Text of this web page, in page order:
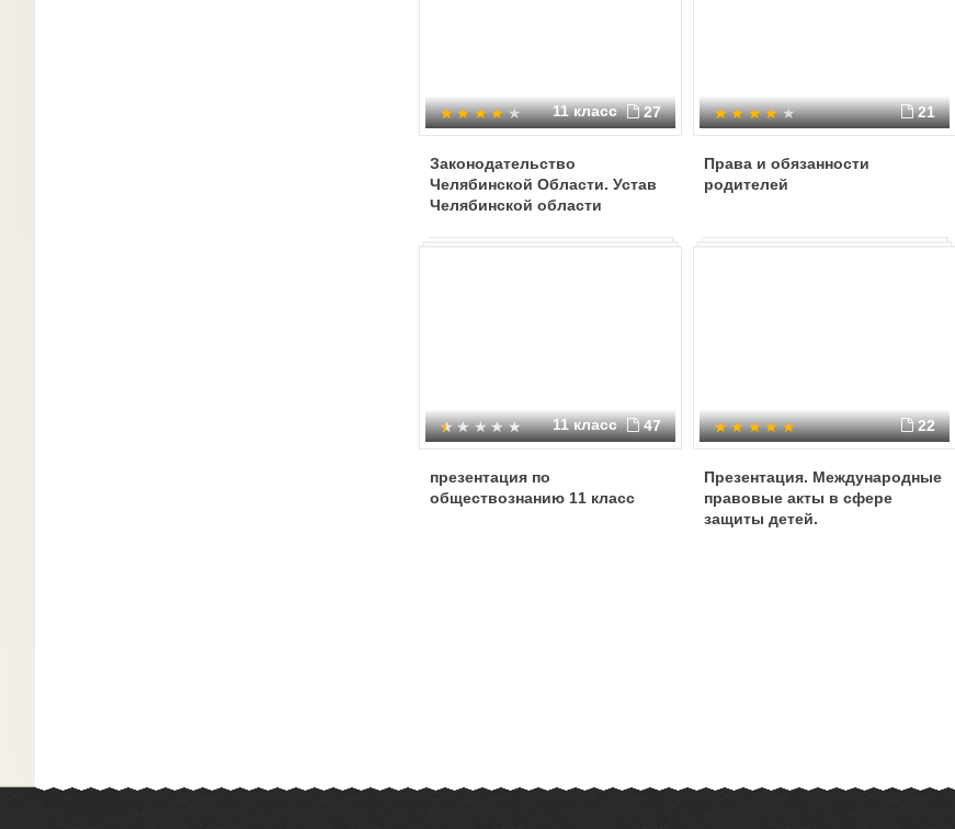
11 класс 27
Законодательство
Челябинской Области. Устав
Челябинской области
21
Права и обязанности
родителей
11 класс 47
презентация по
обществознанию 11 класс
22
Презентация. Международные
правовые акты в сфере
защиты детей.